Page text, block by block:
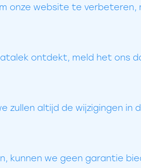
onze website te verbeteren,
ontdekt, meld het ons
zullen altijd de wijzigingen in
kunnen we geen garantie